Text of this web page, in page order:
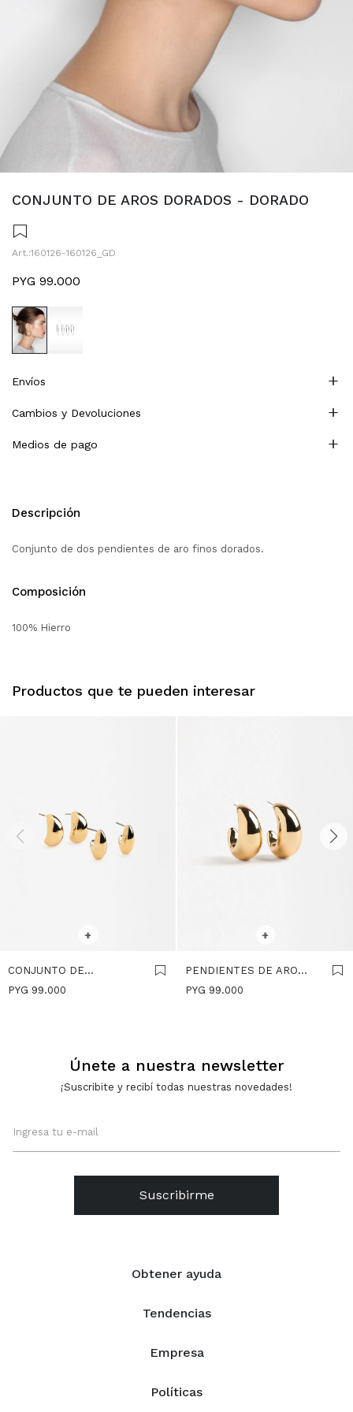
CONJUNTO DE AROS DORADOS - DORADO
160126-160126_GD
PYG 99.000
Envíos
Cambios y Devoluciones
Medios de pago
Descripción
Conjunto de dos pendientes de aro finos dorados.
Composición
100% Hierro
Productos que te pueden interesar
+
CONJUNTO DE
PENDIENTES DORADOS -
PYG 99.000
+
PENDIENTES DE ARO
DORADOS - DORADO
PYG 99.000
Obtener ayuda
Tendencias
Empresa
Políticas
Únete a nuestra newsletter
¡Suscribite y recibí todas nuestras novedades!
Suscribirme